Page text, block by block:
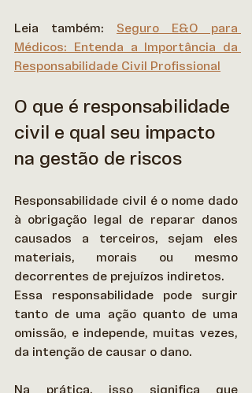
Leia também: Seguro E&O para
Médicos: Entenda a Importância da
Responsabilidade Civil Profissional
O que é responsabilidade
civil e qual seu impacto
na gestão de riscos
Responsabilidade civil é o nome dado
à obrigação legal de reparar danos
causados a terceiros, sejam eles
materiais, morais ou mesmo
decorrentes de prejuízos indiretos.
Essa responsabilidade pode surgir
tanto de uma ação quanto de uma
omissão, e independe, muitas vezes,
da intenção de causar o dano.